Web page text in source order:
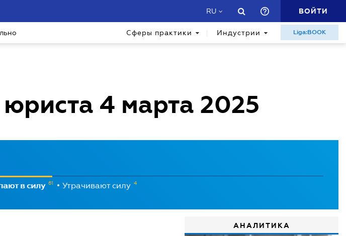
RU ВОЙТИ
Сферы практики Индустрии Liga:BOOK
4 марта 2025
в силу 61 Утрачивают силу 4
АНАЛИТИКА